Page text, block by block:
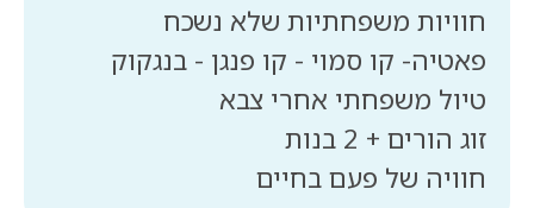
חוויה של פעם בחיים